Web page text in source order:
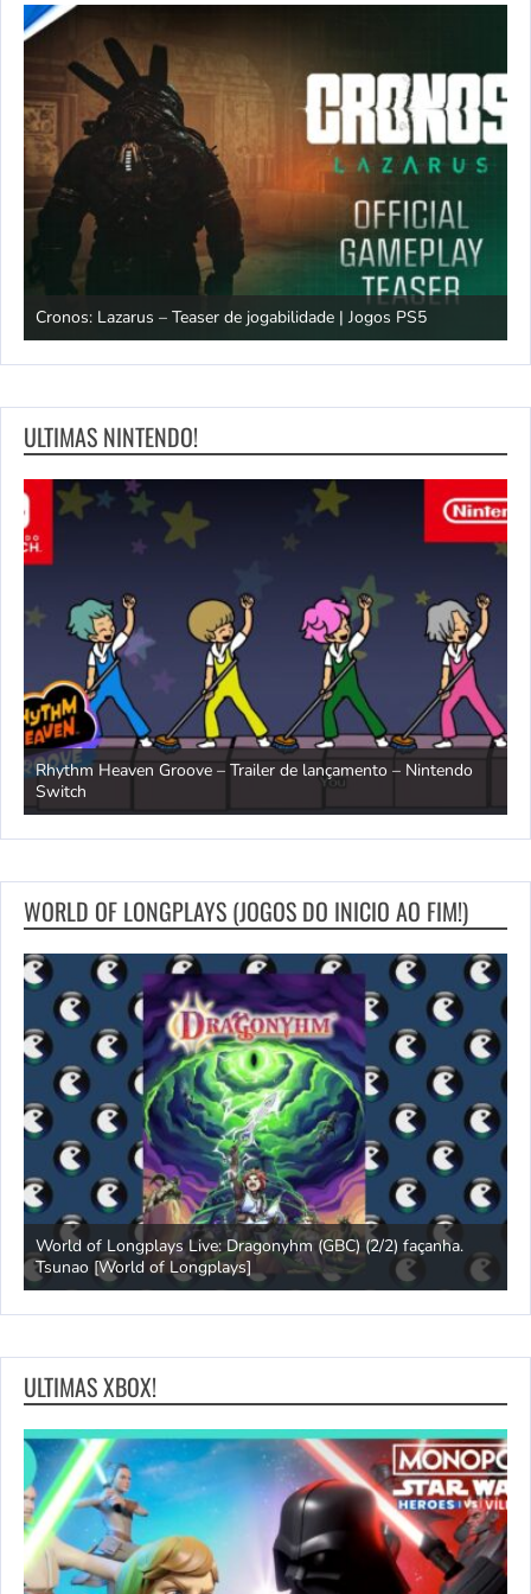
Cronos: Lazarus – Teaser de jogabilidade | Jogos PS5
ULTIMAS NINTENDO!
Rhythm Heaven Groove – Trailer de lançamento – Nintendo
Switch
WORLD OF LONGPLAYS (JOGOS DO INICIO AO FIM!)
World of Longplays Live: Dragonyhm (GBC) (2/2) façanha.
Tsunao [World of Longplays]
ULTIMAS XBOX!